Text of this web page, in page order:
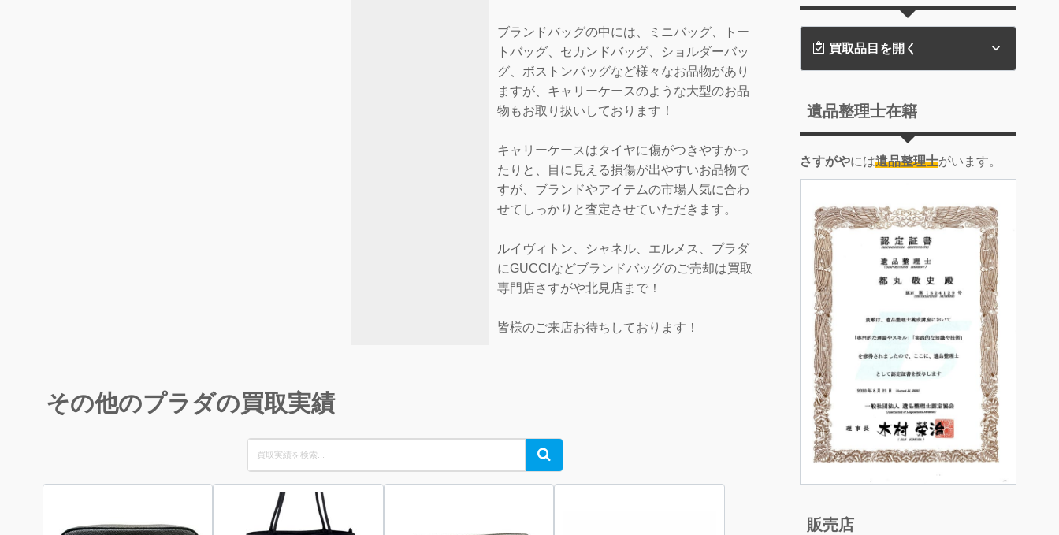
ブランドバッグの中には、ミニバッグ、トー
トバッグ、セカンドバッグ、ショルダーバッ
グ、ボストンバッグなど様々なお品物があり
ますが、キャリーケースのような大型のお品
物もお取り扱いしております！
キャリーケースはタイヤに傷がつきやすかっ
たりと、目に見える損傷が出やすいお品物で
すが、ブランドやアイテムの市場人気に合わ
せてしっかりと査定させていただきます。
ルイヴィトン、シャネル、エルメス、プラダ
にGUCCIなどブランドバッグのご売却は買取
専門店さすがや北見店まで！
皆様のご来店お待ちしております！
その他のプラダの買取実績
Search
for:
Search
買取品目を開く
遺品整理士在籍
さすがやには遺品整理士がいます。
販売店